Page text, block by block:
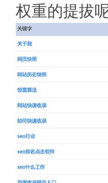
权重的提拔